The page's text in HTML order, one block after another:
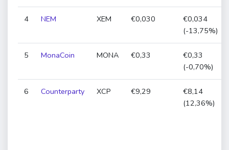
4 NEM XEM €0,030
€0,034
(-13,75%)
5 MonaCoin MONA €0,33
€0,33
(-0,70%)
6 Counterparty XCP €9,29
€8,14
(12,36%)